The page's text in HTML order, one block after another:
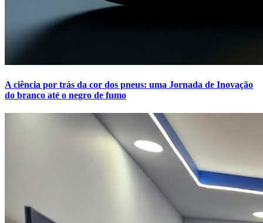
A ciência por trás da cor dos pneus: uma Jornada de Inovação
do branco até o negro de fumo